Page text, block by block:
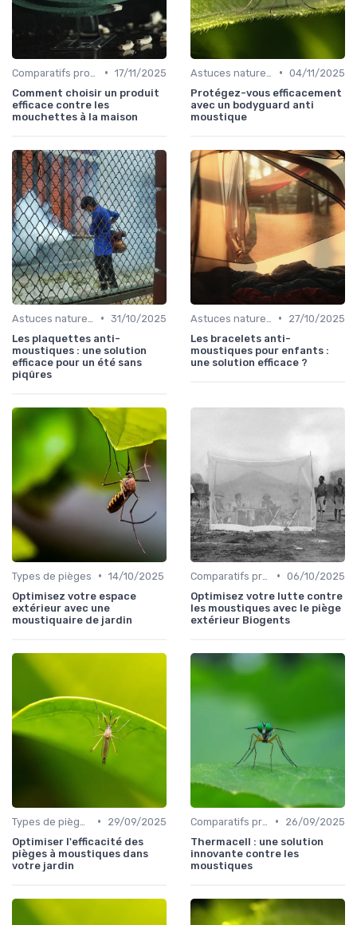
• 17/11/2025
Comment choisir un produit
efficace contre les
mouchettes à la maison
• 04/11/2025
Protégez-vous efficacement
avec un bodyguard anti
moustique
• 31/10/2025
Les plaquettes anti-
moustiques : une solution
efficace pour un été sans
piqûres
•
27/10/2025
Les bracelets anti-
moustiques pour enfants :
une solution efficace ?
Types de pièges • 14/10/2025
Optimisez votre espace
extérieur avec une
moustiquaire de jardin
• 06/10/2025
Optimisez votre lutte contre
les moustiques avec le piège
extérieur Biogents
•
29/09/2025
Optimiser l'efficacité des
pièges à moustiques dans
votre jardin
•
26/09/2025
Thermacell : une solution
innovante contre les
moustiques